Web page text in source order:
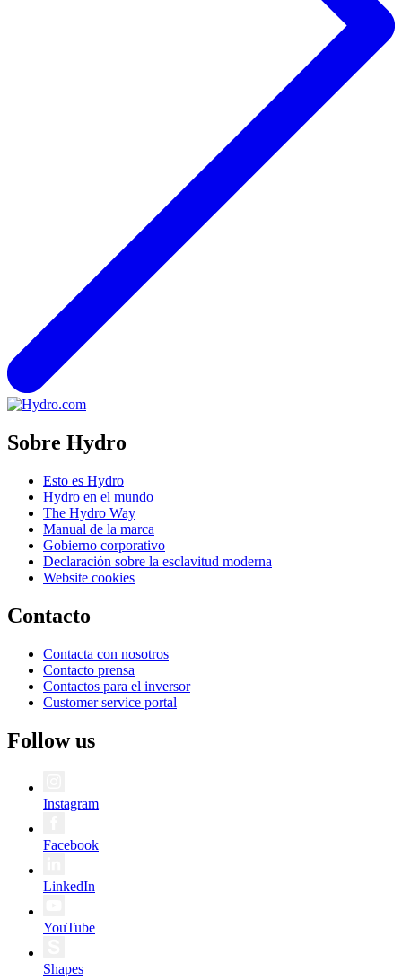
Sobre Hydro
Esto es Hydro
Hydro en el mundo
The Hydro Way
Manual de la marca
Gobierno corporativo
Declaración sobre la esclavitud moderna
Website cookies
Contacto
Contacta con nosotros
Contacto prensa
Contactos para el inversor
Customer service portal
Follow us
Instagram
Facebook
LinkedIn
YouTube
Shapes